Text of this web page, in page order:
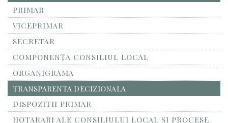
PRIMAR
VICEPRIMAR
SECRETAR
COMPONENȚA CONSILIUL LOCAL
ORGANIGRAMA
TRANSPARENTA DECIZIONALA
DISPOZITII PRIMAR
HOTARARI ALE CONSILIULUI LOCAL ȘI PROCESE